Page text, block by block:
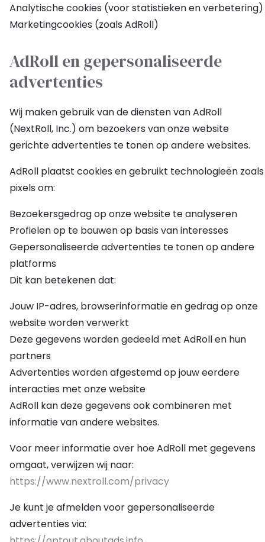
Analytische cookies (voor statistieken en verbetering)
Marketingcookies (zoals AdRoll)
AdRoll en gepersonaliseerde
advertenties
Wij maken gebruik van de diensten van AdRoll
(NextRoll, Inc.) om bezoekers van onze website
gerichte advertenties te tonen op andere websites.
AdRoll plaatst cookies en gebruikt technologieën zoals
pixels om:
Bezoekersgedrag op onze website te analyseren
Profielen op te bouwen op basis van interesses
Gepersonaliseerde advertenties te tonen op andere
platforms
Dit kan betekenen dat:
Jouw IP-adres, browserinformatie en gedrag op onze
website worden verwerkt
Deze gegevens worden gedeeld met AdRoll en hun
partners
Advertenties worden afgestemd op jouw eerdere
interacties met onze website
AdRoll kan deze gegevens ook combineren met
informatie van andere websites.
Voor meer informatie over hoe AdRoll met gegevens
omgaat, verwijzen wij naar:
https://www.nextroll.com/privacy
Je kunt je afmelden voor gepersonaliseerde
advertenties via: